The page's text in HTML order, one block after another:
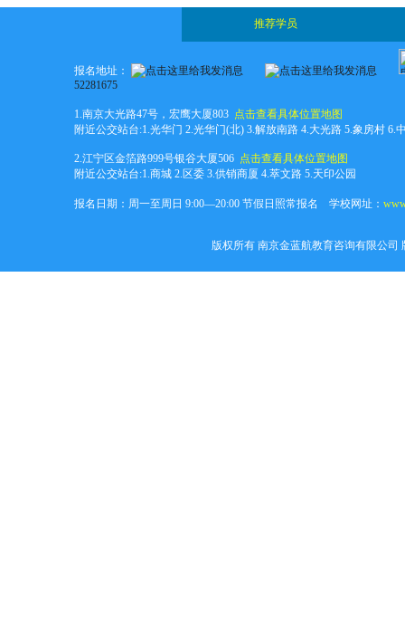
推荐学员
报名地址：
52281675
1.南京大光路47号，宏鹰大厦803 点击查看具体位置地图
附近公交站台:1.光华门 2.光华门(北) 3.解放南路 4.大光路 5.象房村 6.
2.江宁区金箔路999号银谷大厦506 点击查看具体位置地图
附近公交站台:1.商城 2.区委 3.供销商厦 4.萃文路 5.天印公园
报名日期：周一至周日 9:00—20:00 节假日照常报名 学校网址：
版权所有 南京金蓝航教育咨询有限公